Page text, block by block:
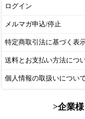
ログイン
メルマガ申込/停止
特定商取引法に基づく表
送料とお支払い方法につ
個人情報の取扱いについ
>企業